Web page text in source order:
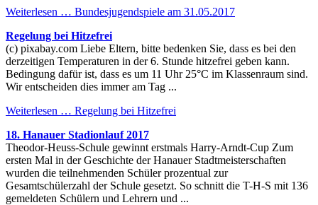
Weiterlesen … Bundesjugendspiele am 31.05.2017
Regelung bei Hitzefrei
(c) pixabay.com Liebe Eltern, bitte bedenken Sie, dass es bei den
derzeitigen Temperaturen in der 6. Stunde hitzefrei geben kann.
Bedingung dafür ist, dass es um 11 Uhr 25°C im Klassenraum sind.
Wir entscheiden dies immer am Tag ...
Weiterlesen … Regelung bei Hitzefrei
18. Hanauer Stadionlauf 2017
Theodor-Heuss-Schule gewinnt erstmals Harry-Arndt-Cup Zum
ersten Mal in der Geschichte der Hanauer Stadtmeisterschaften
wurden die teilnehmenden Schüler prozentual zur
Gesamtschülerzahl der Schule gesetzt. So schnitt die T-H-S mit 136
gemeldeten Schülern und Lehrern und ...